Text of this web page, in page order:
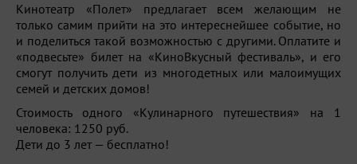
Кинотеатр «Полет» предлагает всем желающим не
только самим прийти на это интереснейшее событие, но
и поделиться такой возможностью с другими. Оплатите и
«подвесьте» билет на «КиноВкусный фестиваль», и его
смогут получить дети из многодетных или малоимущих
семей и детских домов!
Стоимость одного «Кулинарного путешествия» на 1
человека: 1250 руб.
Дети до 3 лет — бесплатно!